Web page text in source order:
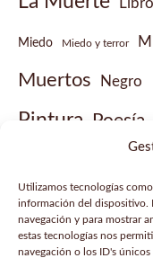
Utilizamos tecnologías
información del dispositivo.
navegación y para mostrar
estas tecnologías nos
navegación o los ID's
Miedo Miedo y terror
Muertos Negro
Pintura Poesía
Vídeo musical